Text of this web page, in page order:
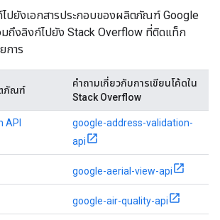
ไปยังเอกสารประกอบของผลิตภัณฑ์ Google
ถึงลิงก์ไปยัง Stack Overflow ที่ติดแท็ก
การ
ภัณฑ์
คำถามเกี่ยวกับการเขียนโค้ดใน
Stack Overflow
API
google-address-validation-
api
google-aerial-view-api
google-air-quality-api